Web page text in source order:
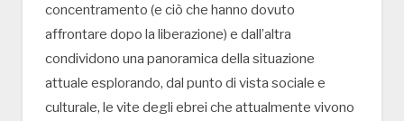
concentramento (e ciò che hanno dovuto
affrontare dopo la liberazione) e dall’altra
condividono una panoramica della situazione
attuale esplorando, dal punto di vista sociale e
culturale, le vite degli ebrei che attualmente vivono